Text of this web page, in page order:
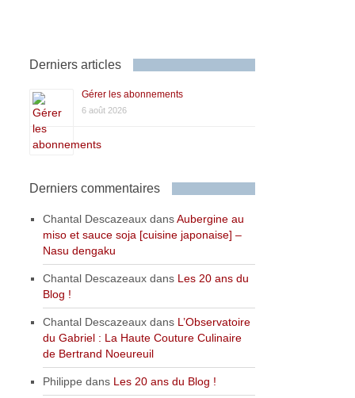
Derniers articles
Gérer les abonnements
6 août 2026
Derniers commentaires
Chantal Descazeaux dansAubergine au
miso et sauce soja [cuisine japonaise] –
Nasu dengaku
Chantal Descazeaux dans Les 20 ans du
Blog !
Chantal Descazeaux dans L’Observatoire
du Gabriel : La Haute Couture Culinaire
de Bertrand Noeureuil
Philippe dans Les 20 ans du Blog !